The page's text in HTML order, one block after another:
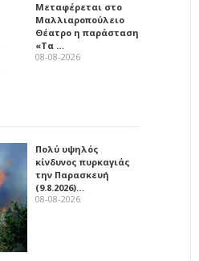
Μεταφέρεται στο
Μαλλιαροπούλειο
Θέατρο η παράσταση
«Τα …
08-08-2026
Πολύ υψηλός
κίνδυνος πυρκαγιάς
την Παρασκευή
(9.8.2026)…
08-08-2026